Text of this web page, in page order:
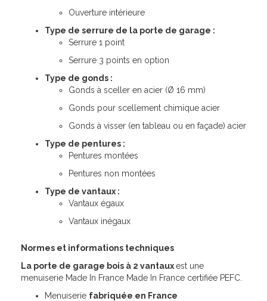
Ouverture intérieure
Type de serrure de la porte de garage :
Serrure 1 point
Serrure 3 points en option
Type de gonds :
Gonds à sceller en acier (Ø 16 mm)
Gonds pour scellement chimique acier
Gonds à visser (en tableau ou en façade) acier
Type de pentures :
Pentures montées
Pentures non montées
Type de vantaux :
Vantaux égaux
Vantaux inégaux
Normes et informations techniques
La porte de garage bois à 2 vantauxest une
menuiserie Made In France Made In France certifiée PEFC.
Menuiserie fabriquée en France